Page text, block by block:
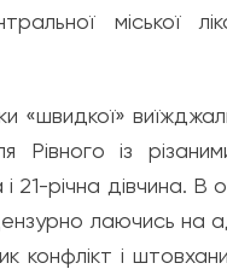
міської
«швидкої»
Рівного із
річна дівчина. В
лаючись на
конфлікт і